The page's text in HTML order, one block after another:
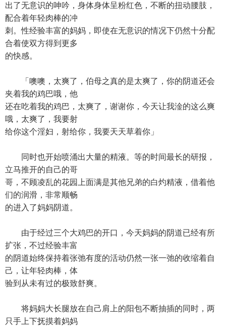
出了无意识的呻吟，身体身体呈粉红色，不断的扭动腰肢，
配合着年轻肉棒的冲
刺。性经验丰富的妈妈，即使在无意识的情况下仍然十分配
合着使双方得到更多
的快感。
「噢噢，太爽了，伯母之真的是太爽了，你的阴道还会
夹着我的鸡巴哦，他
还在吃着我的鸡巴，太爽了，谢谢你，今天让我淦的这么爽
哦，太爽了，我要射
给你这个淫妇，射给你，我要天天草着你」
同时也开始喷涌出大量的精液。等的时间最长的研报，
立马推开的自己的哥
哥，不顾凌乱的花园上面满是其他兄弟的白灼精液，借着他
们的润滑，非常顺畅
的进入了妈妈阴道。
由于经过三个大鸡巴的开口，今天妈妈的阴道已经有所
扩张，不过经验丰富
的阴道始终保持着张弛有度的活动仍然一张一弛的收缩着自
己，让年轻肉棒，体
验到从未有过的极致舒爽。
将妈妈大长腿放在自己肩上的阳包不断抽插的同时，两
只手上下抚摸着妈妈